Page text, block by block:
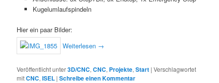
Kugelumlaufspindeln
Hier ein paar Bilder:
Weiterlesen →
Veröffentlicht unter3D/CNC,CNC, Projekte,Start |Verschlagwortet
mitCNC,ISEL |Schreibe einen Kommentar